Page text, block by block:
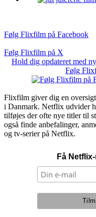
Følg Flixfilm på Facebook
Følg Flixfilm på X
Hold dig opdateret med
Følg
Flixfilm giver dig en
i Danmark. Netflix udvider
tilføjes der ofte nye titler til
også finde anbefalinger,
og tv-serier på Netflix.
Få